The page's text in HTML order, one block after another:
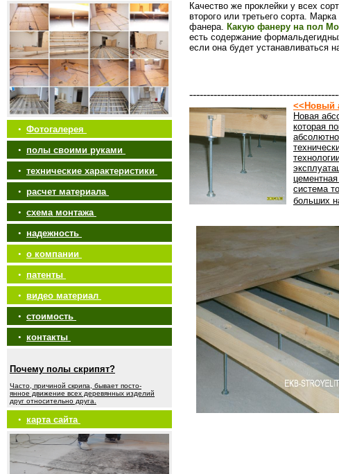
• Фотогалерея
• полы своими руками
• технические характеристики
• расчет материала
• схема монтажа
• надежность
• о компании
• патенты
• видео материал
• стоимость
• контакты
Почему полы скрипят?
Часто, причиной скрипа, бывает посто-
янное движение всех деревянных изделий
друг относительно друга.
• карта сайта
Качество же проклейки у всех
второго или третьего сорта.
фанера. Какую фанеру на пол
есть содержание
если она будет устанавливаться
<<Новый
Новая
которая
система
больших